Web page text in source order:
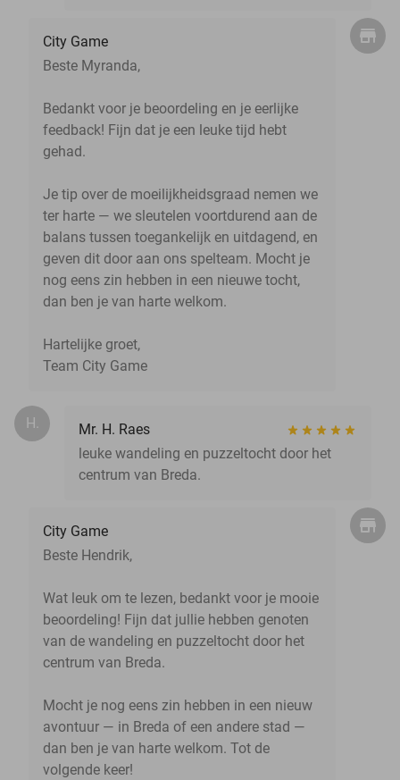
City Game
Beste Myranda,
Bedankt voor je beoordeling en je eerlijke
feedback! Fijn dat je een leuke tijd hebt
gehad.
Je tip over de moeilijkheidsgraad nemen we
ter harte — we sleutelen voortdurend aan de
balans tussen toegankelijk en uitdagend, en
geven dit door aan ons spelteam. Mocht je
nog eens zin hebben in een nieuwe tocht,
dan ben je van harte welkom.
Hartelijke groet,
Team City Game
H.
Mr. H. Raes
leuke wandeling en puzzeltocht door het
centrum van Breda.
City Game
Beste Hendrik,
Wat leuk om te lezen, bedankt voor je mooie
beoordeling! Fijn dat jullie hebben genoten
van de wandeling en puzzeltocht door het
centrum van Breda.
Mocht je nog eens zin hebben in een nieuw
avontuur — in Breda of een andere stad —
dan ben je van harte welkom. Tot de
volgende keer!